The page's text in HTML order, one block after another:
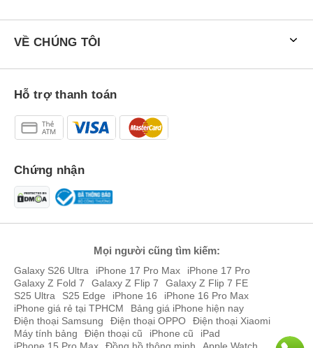
VỀ CHÚNG TÔI
Hỗ trợ thanh toán
Chứng nhận
Mọi người cũng tìm kiếm:
Galaxy S26 Ultra iPhone 17 Pro Max
iPhone 17 Pro
Galaxy Z Fold 7
Galaxy Z Flip 7
Galaxy Z Flip 7 FE
S25 Ultra
S25 Edge iPhone 16
iPhone 16 Pro Max
iPhone giá rẻ tại TPHCM
Bảng giá iPhone hiện nay
Điện thoại Samsung
Điện thoại OPPO
Điện thoại Xiaomi
Máy tính bảng
Điện thoại cũ iPhone cũ
iPad
iPhone 15 Pro Max
Đồng hồ thông minh Apple Watch